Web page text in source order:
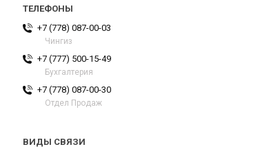
+7 (778) 087-00-03
Чингиз
+7 (777) 500-15-49
Бухгалтерия
+7 (778) 087-00-30
Отдел Продаж